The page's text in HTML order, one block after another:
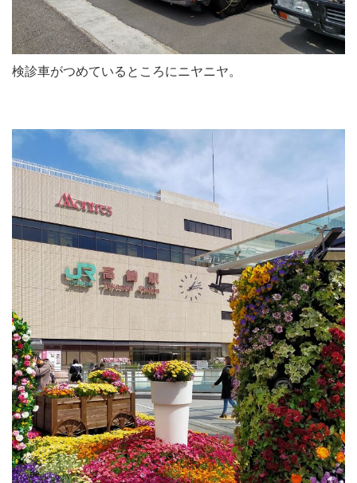
検診車がつめているところにニヤニヤ。